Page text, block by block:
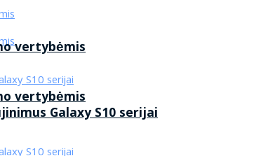
vertybėmis
vertybėmis
Galaxy S10 serijai